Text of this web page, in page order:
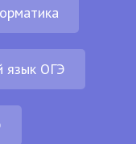
язык ОГЭ